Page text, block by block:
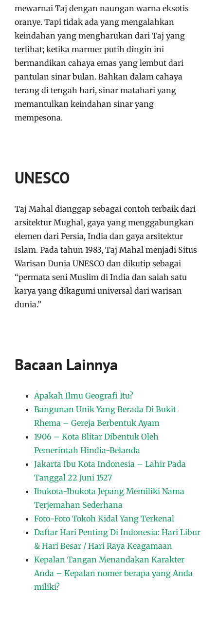
mewarnai Taj dengan naungan warna eksotis
oranye. Tapi tidak ada yang mengalahkan
keindahan yang mengharukan dari Taj yang
terlihat; ketika marmer putih dingin ini
bermandikan cahaya emas yang lembut dari
pantulan sinar bulan. Bahkan dalam cahaya
terang di tengah hari, sinar matahari yang
memantulkan keindahan sinar yang
mempesona.
UNESCO
Taj Mahal dianggap sebagai contoh terbaik dari
arsitektur Mughal, gaya yang menggabungkan
elemen dari Persia, India dan gaya arsitektur
Islam. Pada tahun 1983, Taj Mahal menjadi Situs
Warisan Dunia UNESCO dan dikutip sebagai
“permata seni Muslim di India dan salah satu
karya yang dikagumi universal dari warisan
dunia.”
Bacaan Lainnya
Apakah Ilmu Geografi Itu?
Bangunan Unik Yang Berada Di Bukit
Rhema – Gereja Berbentuk Ayam
1906 – Kota Blitar Dibentuk Oleh
Pemerintah Hindia-Belanda
Jakarta Ibu Kota Indonesia – Lahir Pada
Tanggal 22 Juni 1527
Ibukota-Ibukota Jepang Memiliki Nama
Terjemahan Sederhana
Foto-Foto Tokoh Kidal Yang Terkenal
Daftar Hari Penting Di Indonesia: Hari Libur
& Hari Besar / Hari Raya Keagamaan
Kepalan Tangan Menandakan Karakter
Anda – Kepalan nomer berapa yang Anda
miliki?